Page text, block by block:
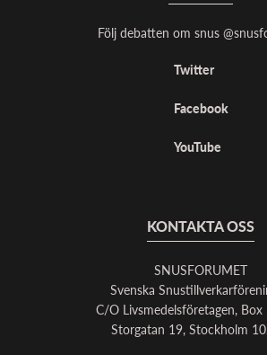
Följ debatten om snus
Twitter
Facebook
YouTube
KONTAKTA OSS
SNUSFORUMET
Svenska
C/O Livsmedelsföretagen,
Storgatan 19, Stockholm